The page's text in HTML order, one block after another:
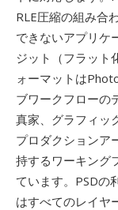
RLE圧縮の組み合
できないアプリケ
ジット（フラット
ォーマットは
ブワークフローの
真家、グラフィッ
プロダクションア
持するワーキング
ています。PSDの
はすべてのレイヤ